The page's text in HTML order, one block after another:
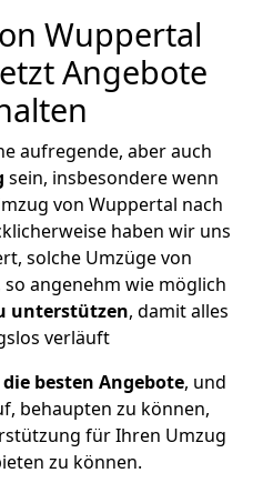
Wuppertal
Angebote
aufregende, aber auch
sein, insbesondere wenn
von Wuppertal nach
haben wir uns
solche Umzüge von
angenehm wie möglich
unterstützen, damit alles
verläuft
besten Angebote, und
behaupten zu können,
für Ihren Umzug
zu können.